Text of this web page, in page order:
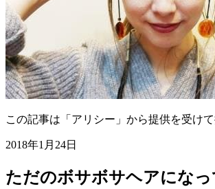
この記事は「アリシー」から提供を受け
2018年1月24日
ただのボサボサヘアにな